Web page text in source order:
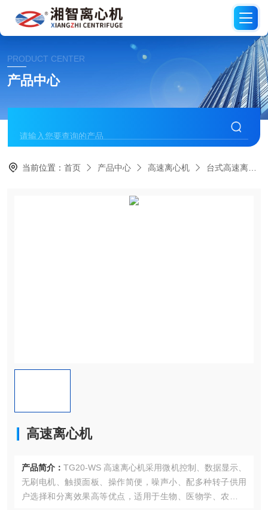
PRODUCT CENTER
产品中心
当前位置：首页 产品中心 高速离心机 台式高速离心机
高速离心机
产品简介： TG20-WS 高速离心机采用微机控制、数据显示、
无刷电机、触摸面板、操作简便，噪声小、配多种转子供用
户选择和分离效果高等优点，适用于生物、医物学、农业等